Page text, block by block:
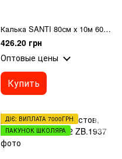
Калька SANTI 80см х 10м 60г/м2 в рулоне
426.20 грн
Оптовые цены
Купить
ДІЄ: ВИПЛАТА 7000ГРН
ПАКУНОК ШКОЛЯРА